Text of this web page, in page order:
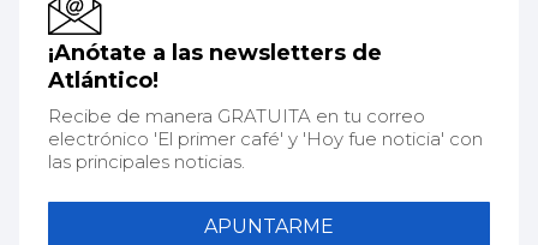
¡Anótate a las newsletters de
Atlántico!
Recibe de manera GRATUITA en tu correo
electrónico 'El primer café' y 'Hoy fue noticia' con
las principales noticias.
APUNTARME